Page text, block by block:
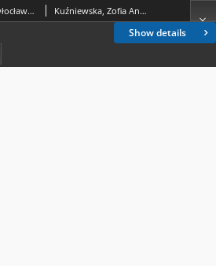
Show details
Sąsiedztwo diecezji płockiej i włocławskiej oraz problemy z tym związane Kuźniewska, Zofia Anna